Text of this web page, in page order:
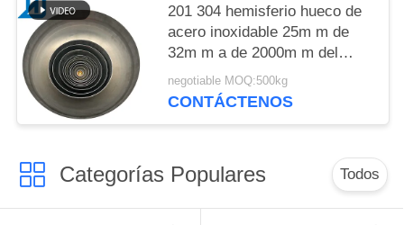
201 304 hemisferio hueco de
acero inoxidable 25m m de
32m m a de 2000m m del
espejo de la mitad de la bola
redonda de la bola mitad de
negotiable MOQ:500kg
CONTÁCTENOS
Categorías Populares Todos